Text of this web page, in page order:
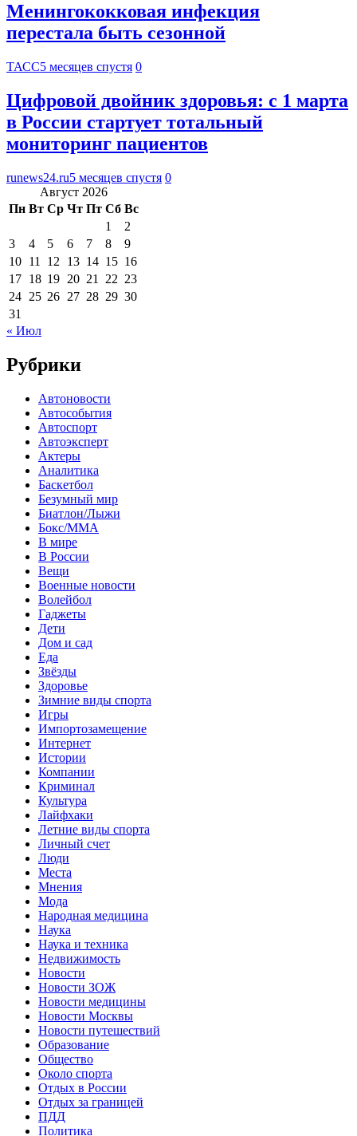
Менингококковая инфекция
перестала быть сезонной
ТАСС5 месяцев спустя 0
Цифровой двойник здоровья: с 1 марта
в России стартует тотальный
мониторинг пациентов
runews24.ru5 месяцев спустя 0
Август 2026
Пн Вт Ср Чт Пт Сб Вс
1
2
3
4 5 6 7 8
9
10 11 12 13 14 15 16
17 18 19 20 21 22 23
24 25 26 27 28 29 30
31
« Июл
Рубрики
Автоновости
Автособытия
Автоспорт
Автоэксперт
Актеры
Аналитика
Баскетбол
Безумный мир
Биатлон/Лыжи
Бокс/MMA
В мире
В России
Вещи
Военные новости
Волейбол
Гаджеты
Дети
Дом и сад
Еда
Звёзды
Здоровье
Зимние виды спорта
Игры
Импортозамещение
Интернет
Истории
Компании
Криминал
Культура
Лайфхаки
Летние виды спорта
Личный счет
Люди
Места
Мнения
Мода
Народная медицина
Наука
Наука и техника
Недвижимость
Новости
Новости ЗОЖ
Новости медицины
Новости Москвы
Новости путешествий
Образование
Общество
Около спорта
Отдых в России
Отдых за границей
ПДД
Политика